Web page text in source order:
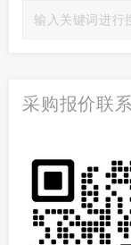
采购报价联